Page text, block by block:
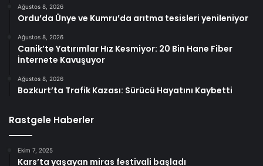
Ağustos 8, 2026
Ordu’da Ünye ve Kumru’da arıtma tesisleri yenileniyor
Ağustos 8, 2026
Canik’te Yatırımlar Hız Kesmiyor: 20 Bin Hane Fiber
İnternete Kavuşuyor
Ağustos 8, 2026
Bozkurt’ta Trafik Kazası: Sürücü Hayatını Kaybetti
Rastgele Haberler
Ekim 7, 2025
Kars’ta yaşayan miras festivali başladı